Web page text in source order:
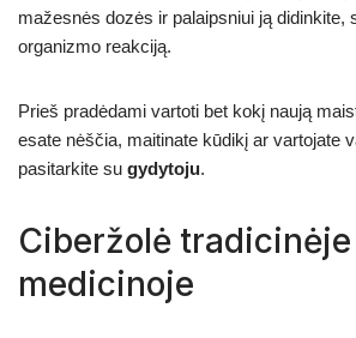
mažesnės dozės ir palaipsniui ją didinkite,
organizmo reakciją.
Prieš pradėdami vartoti bet kokį naują
esate nėščia, maitinate kūdikį ar vartojate
pasitarkite su gydytoju.
Ciberžolė tradicinėje
medicinoje